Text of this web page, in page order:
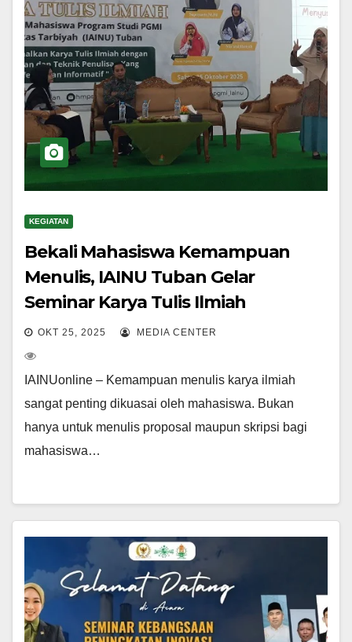
KEGIATAN
Bekali Mahasiswa Kemampuan
Menulis, IAINU Tuban Gelar
Seminar Karya Tulis Ilmiah
OKT 25, 2025 MEDIA CENTER
IAINUonline – Kemampuan menulis karya ilmiah
sangat penting dikuasai oleh mahasiswa. Bukan
hanya untuk menulis proposal maupun skripsi bagi
mahasiswa…